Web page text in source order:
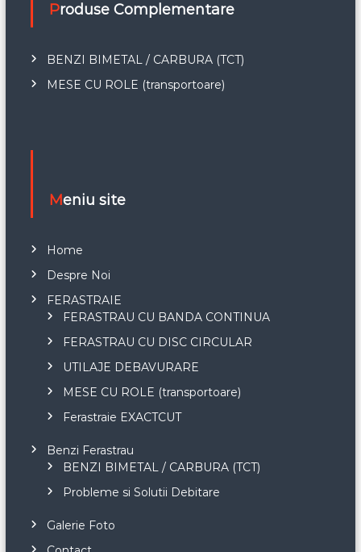
Produse Complementare
BENZI BIMETAL / CARBURA (TCT)
MESE CU ROLE (transportoare)
Meniu site
Home
Despre Noi
FERASTRAIE
FERASTRAU CU BANDA CONTINUA
FERASTRAU CU DISC CIRCULAR
UTILAJE DEBAVURARE
MESE CU ROLE (transportoare)
Ferastraie EXACTCUT
Benzi Ferastrau
BENZI BIMETAL / CARBURA (TCT)
Probleme si Solutii Debitare
Galerie Foto